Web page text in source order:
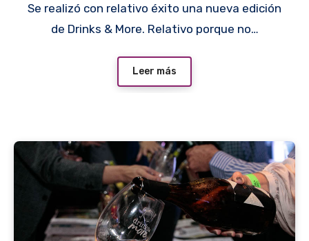
Se realizó con relativo éxito una nueva edición
de Drinks & More. Relativo porque no…
Leer más